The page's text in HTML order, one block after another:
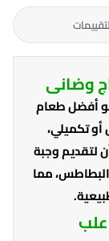
وضانى
أفضل طعام
تكميلي،
لتقديم وجبة
مما